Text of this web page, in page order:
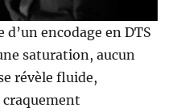
encodage en DTS
saturation, aucun
révèle fluide,